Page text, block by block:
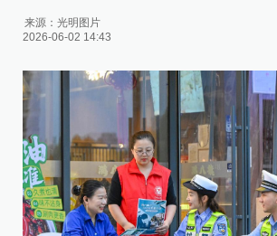
来源：光明图片
2026-06-02 14:43